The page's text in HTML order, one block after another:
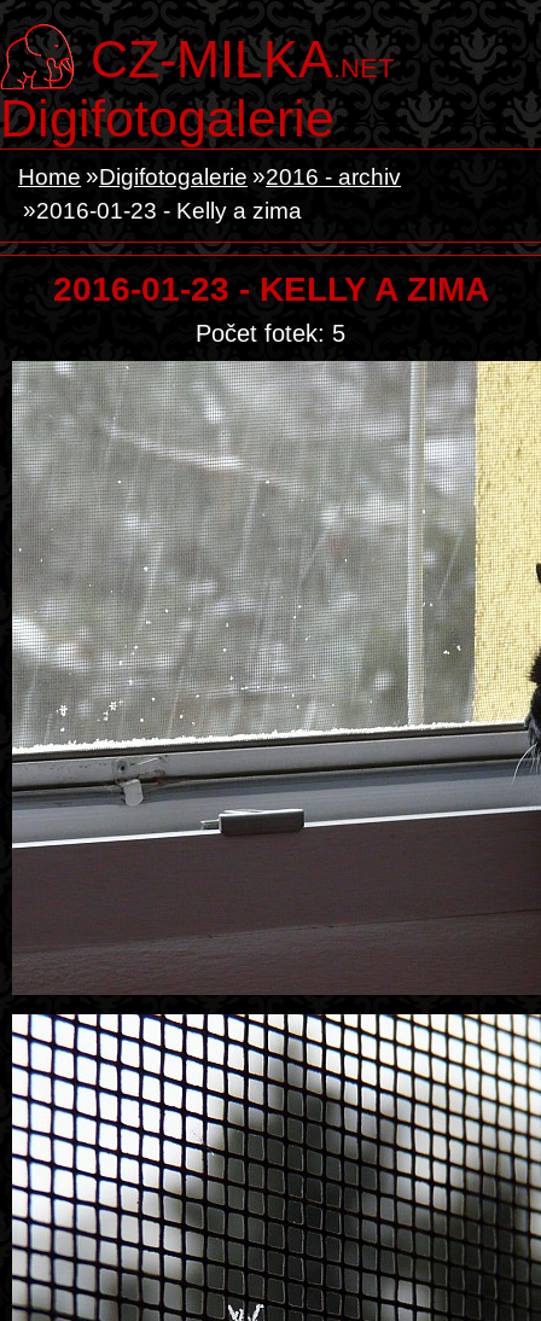
CZ-MILKA.NET
Digifotogalerie
Home Digifotogalerie
2016 - archiv
2016-01-23 - Kelly a zima
2016-01-23 - KELLY A ZIMA
Počet fotek: 5